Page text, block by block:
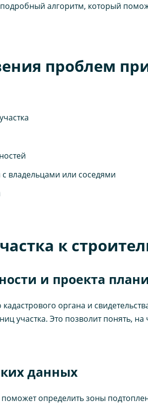
алгоритм, который
проблем
владельцами или соседями
к
и проекта
органа и
участка. Это позволит понять,
данных
определить зоны